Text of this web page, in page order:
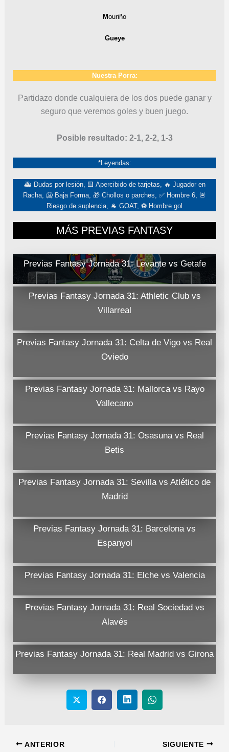
Mouriño
Gueye
Nuestra Porra:
Partidazo donde cualquiera de los dos puede ganar y
seguro que veremos goles y buen juego.
Posible resultado: 2-1, 2-2, 1-3
*Leyendas:
🚑 Dudas por lesión, 🟨 Apercibido de tarjetas, 🔥 Jugador en
Racha, 🥶 Baja Forma, 🎁 Chollos o parches, ✅ Hombre 6, 🚨
Riesgo de suplencia, 🐐 GOAT, ⚽ Hombre gol
MÁS PREVIAS FANTASY
Previas Fantasy Jornada 31: Levante vs Getafe
Previas Fantasy Jornada 31: Athletic Club vs
Villarreal
Previas Fantasy Jornada 31: Celta de Vigo vs Real
Oviedo
Previas Fantasy Jornada 31: Mallorca vs Rayo
Vallecano
Previas Fantasy Jornada 31: Osasuna vs Real
Betis
Previas Fantasy Jornada 31: Sevilla vs Atlético de
Madrid
Previas Fantasy Jornada 31: Barcelona vs
Espanyol
Previas Fantasy Jornada 31: Elche vs Valencia
Previas Fantasy Jornada 31: Real Sociedad vs
Alavés
Previas Fantasy Jornada 31: Real Madrid vs Girona
ANTERIOR SIGUIENTE